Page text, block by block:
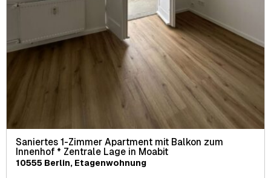
Saniertes 1-Zimmer Apartment mit Balkon zum
Innenhof * Zentrale Lage in Moabit
10555 Berlin, Etagenwohnung